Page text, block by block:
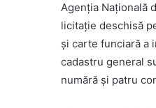
Agenția Națională
licitație deschisă
și carte funciară a
cadastru general
numără și patru